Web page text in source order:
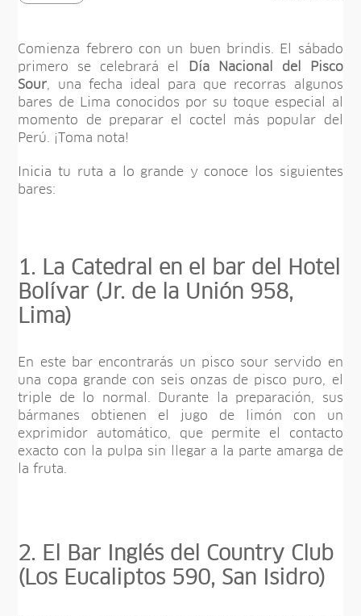
Comienza febrero con un buen brindis. El sábado
primero se celebrará el
Día Nacional del Pisco
Sour , una fecha ideal para que recorras algunos
bares de Lima conocidos por su toque especial al
momento de preparar el coctel más popular del
Perú. ¡Toma nota!
Inicia tu ruta a lo grande y conoce los siguientes
bares:
1. La Catedral en el bar del Hotel
Bolívar (Jr. de la Unión 958,
Lima)
En este bar encontrarás un pisco sour servido en
una copa grande con seis onzas de pisco puro, el
triple de lo normal. Durante la preparación, sus
bármanes obtienen el jugo de limón con un
exprimidor automático, que permite el contacto
exacto con la pulpa sin llegar a la parte amarga de
la fruta.
2. El Bar Inglés del Country Club
(Los Eucaliptos 590, San Isidro)